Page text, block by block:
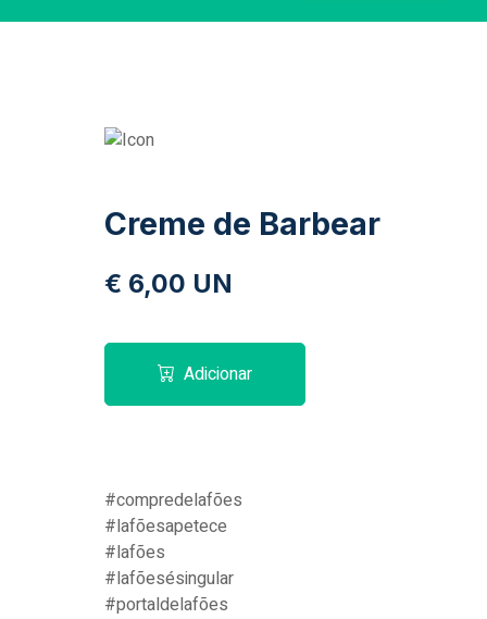
Creme de Barbear
€ 6,00 UN
Adicionar
#compredelafões
#lafõesapetece
#lafões
#lafõesésingular
#portaldelafões